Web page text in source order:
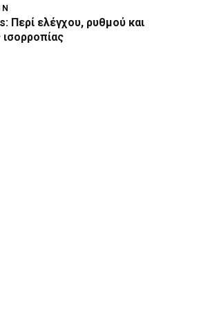
Περί ελέγχου, ρυθμού και